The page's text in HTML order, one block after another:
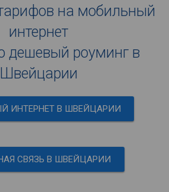
на мобильный
интернет
дешевый роуминг в
Швейцарии
ИНТЕРНЕТ В ШВЕЙЦАРИИ
СВЯЗЬ В ШВЕЙЦАРИИ